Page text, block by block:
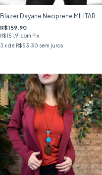
Blazer Dayane Neoprene MILITAR
R$159,90
R$151,91 com Pix
3 x de R$53,30 sem juros